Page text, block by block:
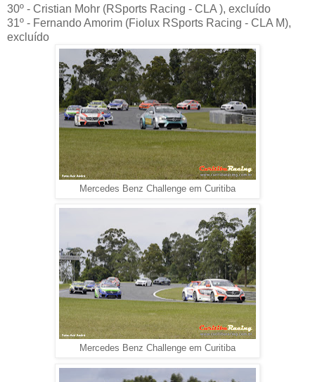
30º - Cristian Mohr (RSports Racing - CLA ), excluído
31º - Fernando Amorim (Fiolux RSports Racing - CLA M),
excluído
Mercedes Benz Challenge em Curitiba
Mercedes Benz Challenge em Curitiba